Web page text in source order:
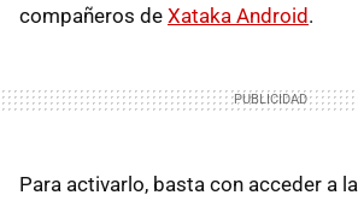
compañeros de Xataka Android.
Para activarlo, basta con acceder a la